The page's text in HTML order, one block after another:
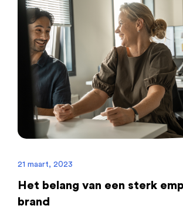
21 maart, 2023
Het belang van een sterk
brand